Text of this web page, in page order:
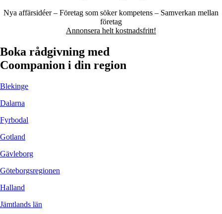
Nya affärsidéer – Företag som söker kompetens – Samverkan mellan
företag
Annonsera helt kostnadsfritt!
Boka rådgivning med
Coompanion i din region
Blekinge
Dalarna
Fyrbodal
Gotland
Gävleborg
Göteborgsregionen
Halland
Jämtlands län